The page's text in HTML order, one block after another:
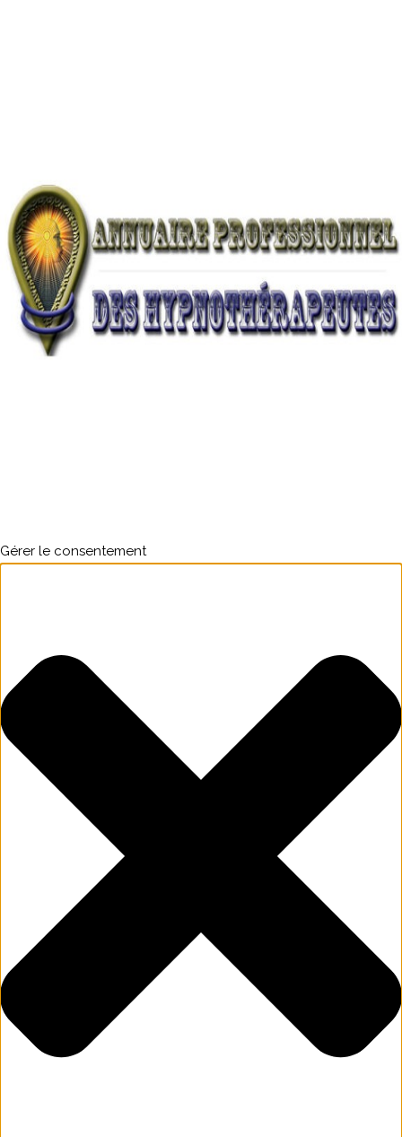
Gérer le consentement